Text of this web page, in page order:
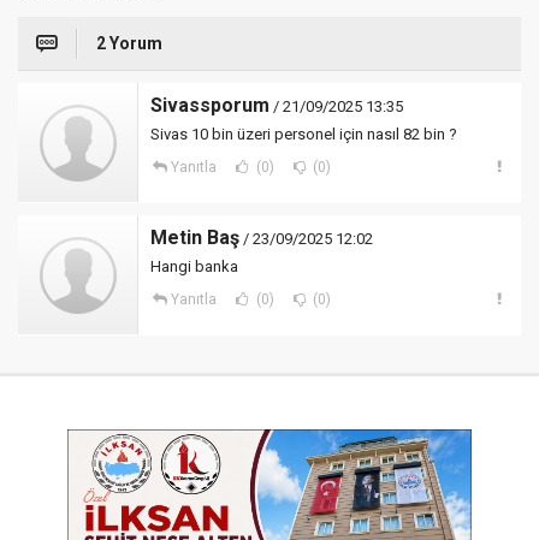
2 Yorum
Sivassporum / 21/09/2025 13:35
Sivas 10 bin üzeri personel için nasıl 82 bin ?
Yanıtla (0) (0)
Metin Baş / 23/09/2025 12:02
Hangi banka
Yanıtla (0) (0)